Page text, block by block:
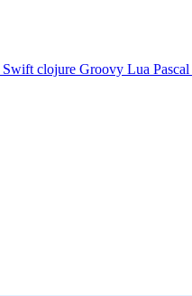
Swift clojure Groovy Lua Pascal